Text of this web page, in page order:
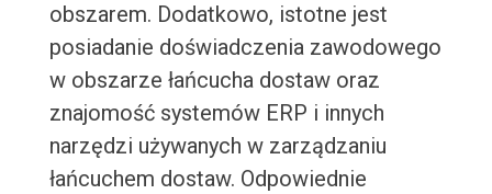
obszarem. Dodatkowo, istotne jest
posiadanie doświadczenia zawodowego
w obszarze łańcucha dostaw oraz
znajomość systemów ERP i innych
narzędzi używanych w zarządzaniu
łańcuchem dostaw. Odpowiednie